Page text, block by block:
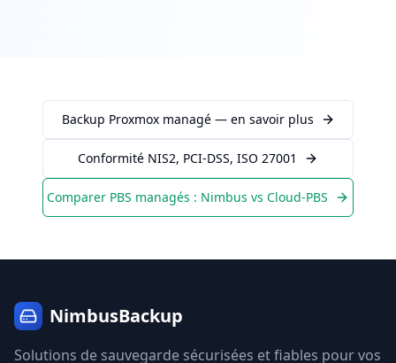
Backup Proxmox managé — en savoir plus
Conformité NIS2, PCI-DSS, ISO 27001
Comparer PBS managés : Nimbus vs Cloud-PBS
NimbusBackup
Solutions de sauvegarde sécurisées et fiables pour vos